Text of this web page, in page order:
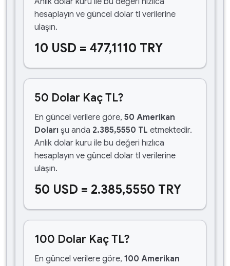
hesaplayın ve güncel dolar tl verilerine
ulaşın.
10 USD = 477,1110 TRY
50 Dolar Kaç TL?
En güncel verilere göre, 50 Amerikan
Doları şu anda 2.385,5550 TL etmektedir.
Anlık dolar kuru ile bu değeri hızlıca
hesaplayın ve güncel dolar tl verilerine
ulaşın.
50 USD = 2.385,5550 TRY
100 Dolar Kaç TL?
En güncel verilere göre, 100 Amerikan